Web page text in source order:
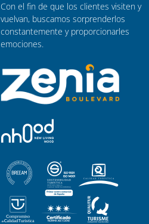
Con el fin de que los clientes visiten y
vuelvan, buscamos sorprenderlos
constantemente y proporcionarles
emociones.